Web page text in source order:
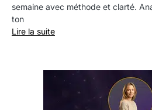
semaine avec méthode et clarté.
ton
Lire la suite